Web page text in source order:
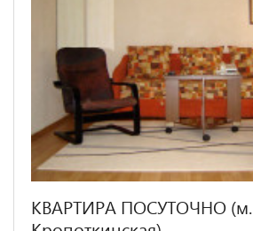
КВАРТИРА ПОСУТОЧНО (м.